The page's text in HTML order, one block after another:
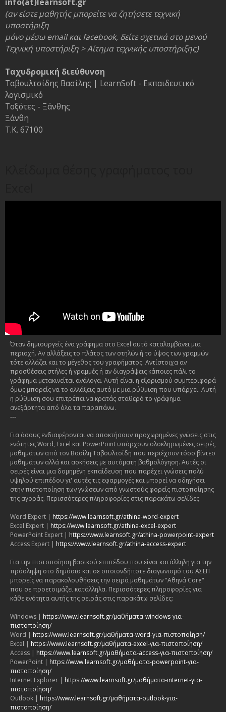
(αν είστε μαθητής μπορείτε να ζητήσετε τεχνική
υποστήριξη
μόνο μέσω email και facebook, δείτε σχετικά στο μενού
Τεχνική υποστήριξη > Αίτημα τεχνικής υποστήριξης)
Ταχυδρομική διεύθυνση
Ταβουλτσίδης Βασίλης | LearnSoft - Εκπαιδευτικό
λογισμικό
Τοξότες - Ξάνθης
Ξάνθη
Τ.Κ. 67100
Όταν δημιουργείς ένα γράφημα στο Excel αυτό καταλαμβάνει μια
περιοχή. Αν αλλάξεις το πλάτος των στηλών ή το ύψος των γραμμών
τότε αλλάζει και το μέγεθος του γραφήματος. Αντίστοιχα αν
προσθέσεις στήλες ή γραμμές ή αν διαγράψεις κάποιες πάλι το
γράφημα μετακινείται ανάλογα. Αυτή είναι η εξορισμού συμπεριφορά
όμως μπορείς να το αλλάξεις αυτό με μια ρύθμιση που υπάρχει. Αυτή
η ρύθμιση σου επιτρέπει να κρατάς σταθερό το γράφημα
ανεξάρτητα από όλα τα παραπάνω.
---
Για όσους ενδιαφέρονται να αποκτήσουν προχωρημένες γνώσεις στις
ενότητες Word, Excel και PowerPoint υπάρχουν ολοκληρωμένες σειρές
μαθημάτων από τον Βασίλη Ταβουλτσίδη που περιέχουν τόσο βίντεο
μαθημάτων αλλά και ασκήσεις με αυτόματη βαθμολόγηση. Αυτές οι
σειρές είναι μια δομημένη εκπαίδευση που παρέχει γνώσεις πολύ
υψηλού επιπέδου γι' αυτές τις εφαρμογές και μπορεί να οδηγήσει
στην πιστοποίηση των γνώσεων από γνωστούς φορείς πιστοποίησης
της αγοράς. Περισσότερες πληροφορίες στις παρακάτω σελίδες
Word Expert | https://www.learnsoft.gr/athina-word-expert
Excel Expert | https://www.learnsoft.gr/athina-excel-expert
PowerPoint Expert | https://www.learnsoft.gr/athina-powerpoint-expert
Access Expert | https://www.learnsoft.gr/athina-access-expert
Για την πιστοποίηση βασικού επιπέδου που είναι κατάλληλη για την
πρόσληψη στο δημόσιο και σε οποιονδήποτε διαγωνισμό του ΑΣΕΠ
μπορείς να παρακολουθήσεις την σειρά μαθημάτων "Αθηνά Core"
που σε προετοιμάζει κατάλληλα. Περισσότερες πληροφορίες για
κάθε ενότητα αυτής της σειράς στις παρακάτω σελίδες:
Windows | https://www.learnsoft.gr/μαθήματα-windows-για-
πιστοποίηση/
Word | https://www.learnsoft.gr/μαθήματα-word-για-πιστοποίηση/
Excel | https://www.learnsoft.gr/μαθήματα-excel-για-πιστοποίηση/
Access | https://www.learnsoft.gr/μαθήματα-access-για-πιστοποίηση/
PowerPoint | https://www.learnsoft.gr/μαθήματα-powerpoint-για-
πιστοποίηση/
Internet Explorer | https://www.learnsoft.gr/μαθήματα-internet-για-
πιστοποίηση/
Outlook | https://www.learnsoft.gr/μαθήματα-outlook-για-
πιστοποίηση/